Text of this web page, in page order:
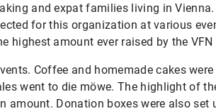
and expat families living in
for this organization at various
highest amount ever raised by the
Coffee and homemade cakes
went to die möwe. The highlight of
Donation boxes were also set